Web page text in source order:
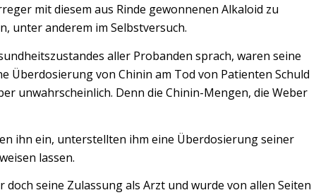
mit diesem aus Rinde gewonnenen Alkaloid zu
unter anderem im Selbstversuch.
aller Probanden sprach, waren seine
Überdosierung von Chinin am Tod von Patienten Schuld
unwahrscheinlich. Denn die Chinin-Mengen, die Weber
ihn ein, unterstellten ihm eine Überdosierung seiner
lassen.
seine Zulassung als Arzt und wurde von allen Seiten